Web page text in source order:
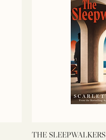
THE SLEEPWALKERS